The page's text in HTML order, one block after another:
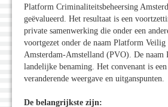
Platform Criminaliteitsbeheersing
geëvalueerd. Het resultaat is een
private samenwerking die onder een
voortgezet onder de naam Platform Veilig
Amsterdam-Amstelland (PVO). De naam
landelijke benaming. Het convenant is
veranderende weergave en uitganspunten.
De belangrijkste zijn: